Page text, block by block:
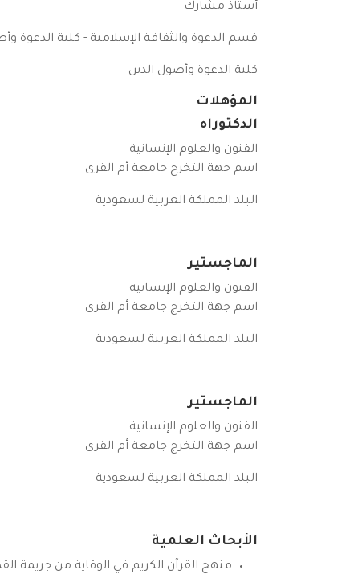
أستاذ مشارك
قسم الدعوة والثقافة الإسلامية - كلية الدعوة
كلية الدعوة وأصول الدين
المؤهلات
الدكتوراه
الفنون والعلوم الإنسانية
اسم جهة التخرج جامعة أم القرى
البلد المملكة العربية لسعودية
الماجستير
الفنون والعلوم الإنسانية
اسم جهة التخرج جامعة أم القرى
البلد المملكة العربية لسعودية
الماجستير
الفنون والعلوم الإنسانية
اسم جهة التخرج جامعة أم القرى
البلد المملكة العربية لسعودية
الأبحاث العلمية
منهج القرآن الكريم في الوقاية من جريمة